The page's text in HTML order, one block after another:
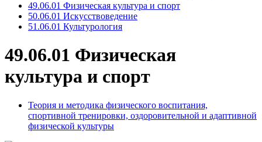
49.06.01 Физическая культура и спорт
50.06.01 Искусствоведение
51.06.01 Культурология
49.06.01 Физическая
культура и спорт
Теория и методика физического воспитания,
спортивной тренировки, оздоровительной и адаптивной
физической культуры